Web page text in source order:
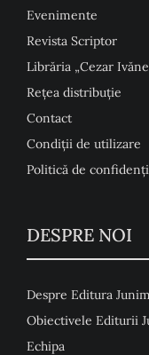
Evenimente
Revista Scriptor
Librăria „Cezar
Rețea distribuție
Contact
Condiţii de utilizare
Politică de
DESPRE NOI
Despre Editura
Obiectivele Editurii
Echipa